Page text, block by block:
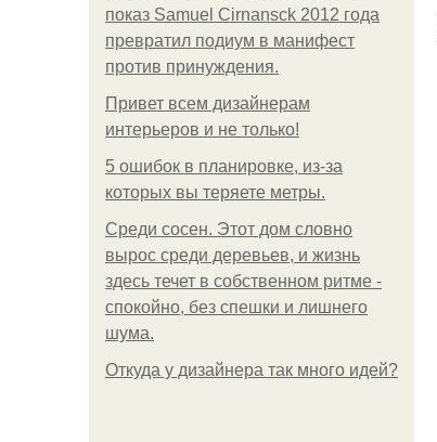
показ Samuel Cirnansck 2012 года
превратил подиум в манифест
против принуждения.
Привет всем дизайнерам
интерьеров и не только!
5 ошибок в планировке, из-за
которых вы теряете метры.
Среди сосен. Этот дом словно
вырос среди деревьев, и жизнь
здесь течет в собственном ритме -
спокойно, без спешки и лишнего
шума.
Откуда у дизайнера так много идей?